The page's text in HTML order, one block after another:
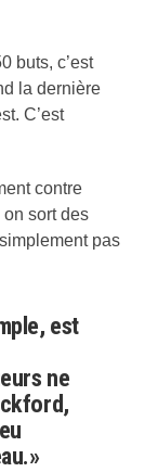
buts, c’est
la dernière
C’est
contre
on sort des
pas
est
ne